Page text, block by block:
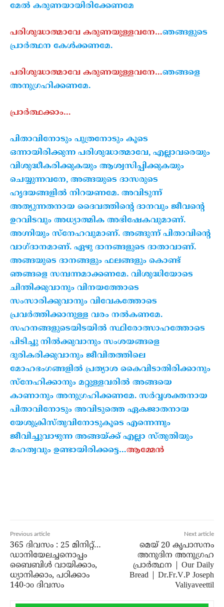
മേൽ കരുണയായിരിക്കേണമേ
പരിശുദ്ധാത്മാവേ കരുണയുള്ളവനേ…ഞങ്ങളുടെ
പ്രാർത്ഥന കേൾക്കണമേ.
പരിശുദ്ധാത്മാവേ കരുണയുള്ളവനേ…ഞങ്ങളെ
അനുഗ്രഹിക്കണമേ.
പ്രാർത്ഥക്കാം…
പിതാവിനോടും പുത്രനോടും കൂടെ
ഒന്നായിരിക്കുന്ന പരിശുദ്ധാത്മാവേ, എല്ലാവരെയും
വിശുദ്ധീകരിക്കുകയും ആശ്വസിപ്പിക്കുകയും
ചെയ്യുന്നവനേ, അങ്ങയുടെ ദാസരുടെ
ഹൃദയങ്ങളിൽ നിറയണമേ. അവിടുന്ന്
അത്യുന്നതനായ ദൈവത്തിന്റെ ദാനവും ജീവന്റെ
ഉറവിടവും അധ്യാത്മിക അഭിഷേകവുമാണ്.
അഗ്നിയും സ്നേഹവുമാണ്. അങ്ങുന്ന് പിതാവിന്റെ
വാഗ്ദാനമാണ്. ഏഴു ദാനങ്ങളുടെ ദാതാവാണ്.
അങ്ങയുടെ ദാനങ്ങളും ഫലങ്ങളും കൊണ്ട്
ഞങ്ങളെ സമ്പന്നമാക്കണമേ. വിശുദ്ധിയോടെ
ചിന്തിക്കുവാനും വിനയത്തോടെ
സംസാരിക്കുവാനും വിവേകത്തോടെ
പ്രവർത്തിക്കാനുള്ള വരം നൽകണമേ.
സഹനങ്ങളുടെയിടയിൽ സ്ഥിരോത്സാഹത്തോടെ
പിടിച്ചു നിൽക്കുവാനും സംശയങ്ങളെ
ദുരികരിക്കുവാനും ജീവിതത്തിലെ
മോഹഭംഗങ്ങളിൽ പ്രത്യാശ കൈവിടാതിരിക്കാനും
സ്നേഹിക്കാനും മറ്റുള്ളവരിൽ അങ്ങയെ
കാണാനും അനുഗ്രഹിക്കണമേ. സർവ്വശക്തനായ
പിതാവിനോടും അവിടുത്തെ ഏകജാതനായ
യേശുക്രിസ്തുവിനോടുകൂടെ എന്നെന്നും
ജീവിച്ചുവാഴുന്ന അങ്ങയ്ക്ക് എല്ലാ സ്തുതിയും
മഹത്വവും ഉണ്ടായിരിക്കട്ടെ…ആമ്മേൻ
Previous article
365 ദിവസം : 25 മിനിറ്റ്…
ഡാനിയേലച്ചനൊപ്പം
ബൈബിൾ വായിക്കാം,
ധ്യാനിക്കാം, പഠിക്കാം
140-ാo ദിവസം
Next article
മെയ് 20 കൃപാസനം
അനുദിന അനുഗ്രഹ
പ്രാർത്ഥന | Our Daily
Bread | Dr.Fr.V.P Joseph
Valiyaveettil